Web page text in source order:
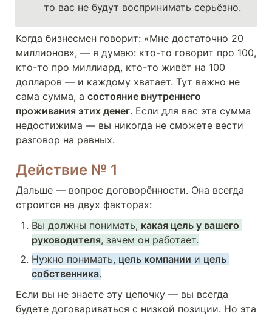
то вас не будут воспринимать серьёзно.
Когда бизнесмен говорит: «Мне достаточно 20
миллионов», — я думаю: кто-то говорит про 100,
кто-то про миллиард, кто-то живёт на 100
долларов — и каждому хватает. Тут важно не
сама сумма, а состояние внутреннего
проживания этих денег. Если для вас эта сумма
недостижима — вы никогда не сможете вести
разговор на равных.
Действие № 1
Дальше — вопрос договорённости. Она всегда
строится на двух факторах:
Вы должны понимать, какая цель у вашего
руководителя, зачем он работает.
Нужно понимать, цель компании и цель
собственника.
Если вы не знаете эту цепочку — вы всегда
будете договариваться с низкой позиции. Но эта